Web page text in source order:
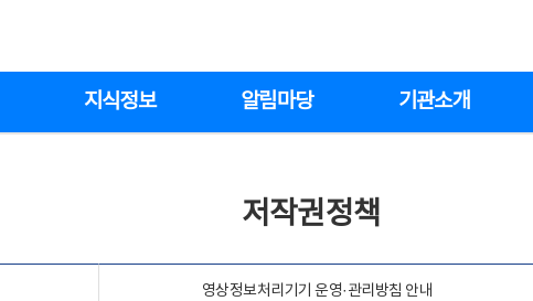
지식정보 알림마당 기관소개
저작권정책
영상정보처리기기 운영·관리방침 안내